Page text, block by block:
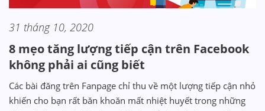
31 tháng 10, 2020
8 mẹo tăng lượng tiếp cận trên Facebook
không phải ai cũng biết
Các bài đăng trên Fanpage chỉ thu về một lượng tiếp cận nhỏ
khiến cho bạn rất băn khoăn mất nhiệt huyết trong những